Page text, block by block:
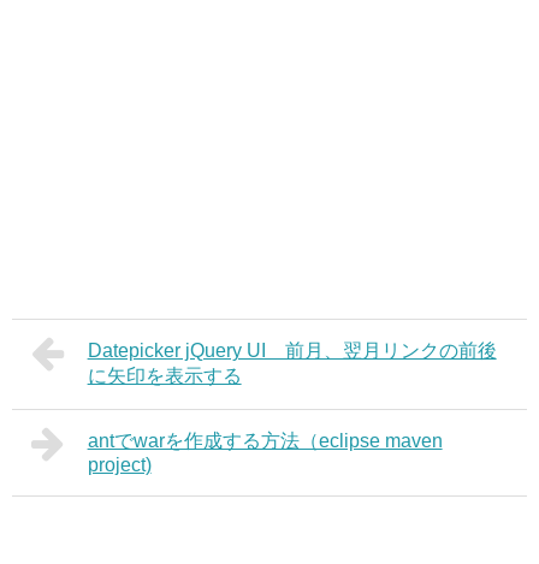
Datepicker jQuery UI 前月、翌月リンクの前後
に矢印を表示する
antでwarを作成する方法（eclipse maven
project)